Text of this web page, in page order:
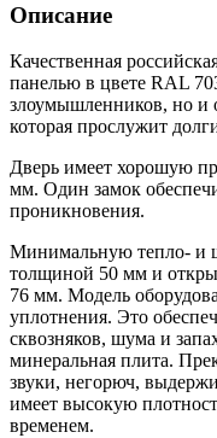
Описание
Качественная
панелью в цвете RAL
злоумышленников, но и
которая прослужит
Дверь имеет хорошую
мм. Один замок
проникновения.
Минимальную тепло- и
толщиной 50 мм и
76 мм. Модель
уплотнения. Это
сквозняков, шума и
минеральная плита.
звуки, негорюч,
имеет высокую
временем.